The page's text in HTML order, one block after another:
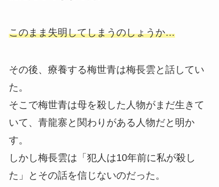
このまま失明してしまうのしょうか…
その後、療養する梅世青は梅長雲と話してい
た。
そこで梅世青は母を殺した人物がまだ生きて
いて、青龍寨と関わりがある人物だと明か
す。
しかし梅長雲は「犯人は10年前に私が殺し
た」とその話を信じないのだった。